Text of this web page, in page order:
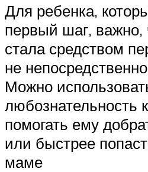
Для ребенка,
первый шаг, важно,
стала средством
не
Можно
любознательность
помогать ему
или быстрее
маме